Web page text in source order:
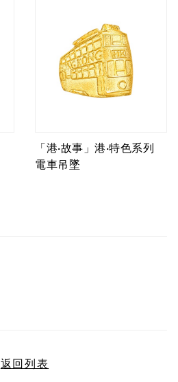
「港·故事」港·特色系列
電車吊墜
返回列表